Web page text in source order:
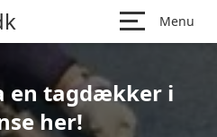
Menu
en tagdækker i
her!